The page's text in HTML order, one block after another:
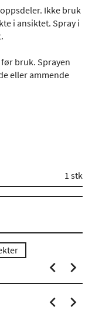
Ikke bruk
i ansiktet. Spray i
bruk. Sprayen
eller ammende
1 stk